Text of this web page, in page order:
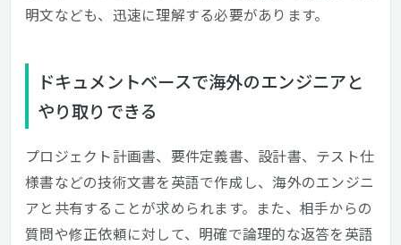
明文なども、迅速に理解する必要があります。
ドキュメントベースで海外のエンジニアと
やり取りできる
プロジェクト計画書、要件定義書、設計書、テスト仕
様書などの技術文書を英語で作成し、海外のエンジニ
アと共有することが求められます。また、相手からの
質問や修正依頼に対して、明確で論理的な返答を英語